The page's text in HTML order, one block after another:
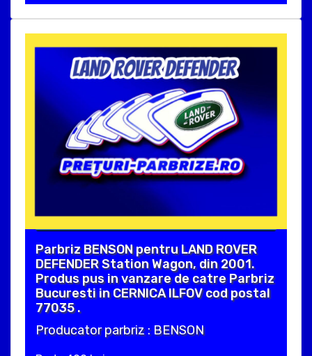
Parbriz BENSON pentru LAND ROVER
DEFENDER Station Wagon, din 2001.
Produs pus in vanzare de catre Parbriz
Bucuresti in CERNICA ILFOV cod postal
77035 .
Producator parbriz : BENSON